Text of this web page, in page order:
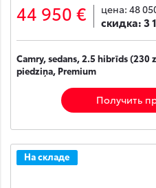
44 950 € цена: 48
скидка:3
Camry, sedans, 2.5 hibrīds (230
piedziņa, Premium
Получить
На складе